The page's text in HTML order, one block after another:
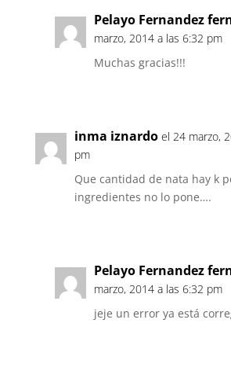
Pelayo Fernandez
marzo, 2014 a las 6:32 pm
Muchas gracias!!!
inma iznardo el 24 marzo,
pm
Que cantidad de nata hay k
ingredientes no lo pone….
Pelayo Fernandez
marzo, 2014 a las 6:32 pm
jeje un error ya está